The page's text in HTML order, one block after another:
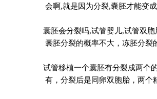
会啊,就是因为分裂,囊胚才能变
囊胚会分裂吗,试管婴儿,试管双胞
囊胚分裂的概率不大，冻胚分裂
试管移植一个囊胚有分裂成两个
有，分裂后是同卵双胞胎，两个